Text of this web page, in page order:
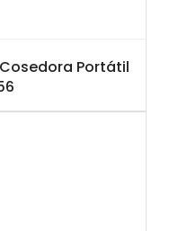
Portátil